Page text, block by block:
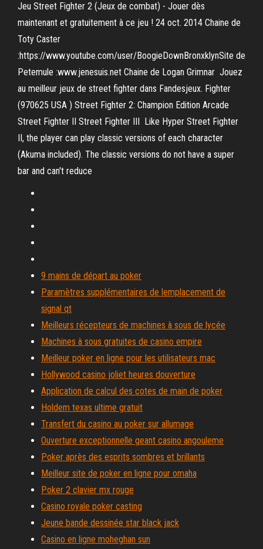
Jeu Street Fighter 2 (Jeux de combat) - Jouer dès
maintenant et gratuitement à ce jeu ! 24 oct. 2014 Chaine de
Toty Caster
:https://www.youtube.com/user/BoogieDownBronxklynSite de
Petemule :www.jenesuis.net Chaine de Logan Grimnar Jouez
au meilleur jeux de street fighter dans Fandesjeux. Fighter
(970625 USA ) Street Fighter 2: Champion Edition Arcade
Street Fighter II Street Fighter III Like Hyper Street Fighter
II, the player can play classic versions of each character
(Akuma included). The classic versions do not have a super
bar and can't reduce
9 mains de départ au poker
Paramètres supplémentaires de lemplacement de
signal qt
Meilleurs récepteurs de machines à sous de lycée
Machines à sous gratuites de casino empire
Meilleur poker en ligne pour les utilisateurs mac
Hollywood casino joliet heures douverture
Application de calcul des cotes de main de poker
Holdem texas ultime gratuit
Transfert du casino au poker sur allumage
Ouverture exceptionnelle geant casino angouleme
Poker après des esprits sombres et brillants
Meilleur site de poker en ligne pour omaha
Poker 2 clavier mx rouge
Casino royale poker casting
Jeune bande dessinée star black jack
Casino en ligne moheghan sun